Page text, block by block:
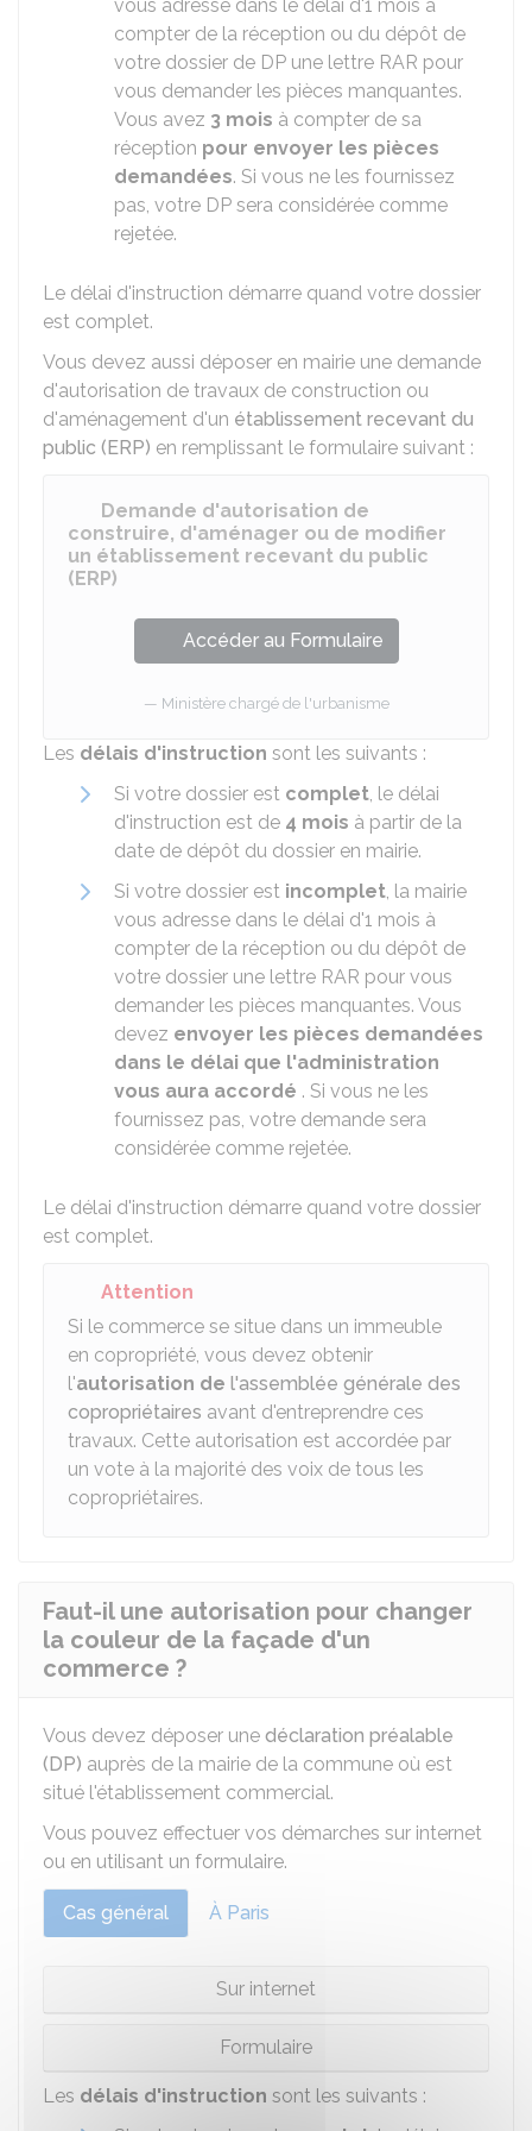
vous adresse dans le délai d'1 mois à
compter de la réception ou du dépôt de
votre dossier de DP une lettre RAR pour
vous demander les pièces manquantes.
Vous avez 3 mois à compter de sa
réception pour envoyer les pièces
demandées. Si vous ne les fournissez
pas, votre DP sera considérée comme
rejetée.
Le délai d'instruction démarre quand votre dossier
est complet.
Vous devez aussi déposer en mairie une demande
d'autorisation de travaux de construction ou
d'aménagement d'un établissement recevant du
public (ERP) en remplissant le formulaire suivant :
Demande d'autorisation de
construire, d'aménager ou de modifier
un établissement recevant du public
(ERP)
Accéder au Formulaire
Ministère chargé de l'urbanisme
Les délais d'instruction sont les suivants :
Si votre dossier est complet, le délai
d'instruction est de 4 mois à partir de la
date de dépôt du dossier en mairie.
Si votre dossier est incomplet, la mairie
vous adresse dans le délai d'1 mois à
compter de la réception ou du dépôt de
votre dossier une lettre RAR pour vous
demander les pièces manquantes. Vous
devez envoyer les pièces demandées
dans le délai que l'administration
vous aura accordé . Si vous ne les
fournissez pas, votre demande sera
considérée comme rejetée.
Le délai d'instruction démarre quand votre dossier
est complet.
Attention
Si le commerce se situe dans un immeuble
en copropriété, vous devez obtenir
l'autorisation de l'assemblée générale des
copropriétaires avant d'entreprendre ces
travaux. Cette autorisation est accordée par
un vote à la majorité des voix de tous les
copropriétaires.
Faut-il une autorisation pour changer
la couleur de la façade d'un
commerce ?
Vous devez déposer une déclaration préalable
(DP) auprès de la mairie de la commune où est
situé l'établissement commercial.
Vous pouvez effectuer vos démarches sur internet
ou en utilisant un formulaire.
Cas général À Paris
Sur internet
Formulaire
Les délais d'instruction sont les suivants :